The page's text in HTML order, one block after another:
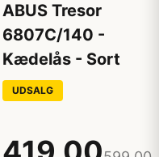
ABUS Tresor
6807C/140 -
Kædelås - Sort
UDSALG